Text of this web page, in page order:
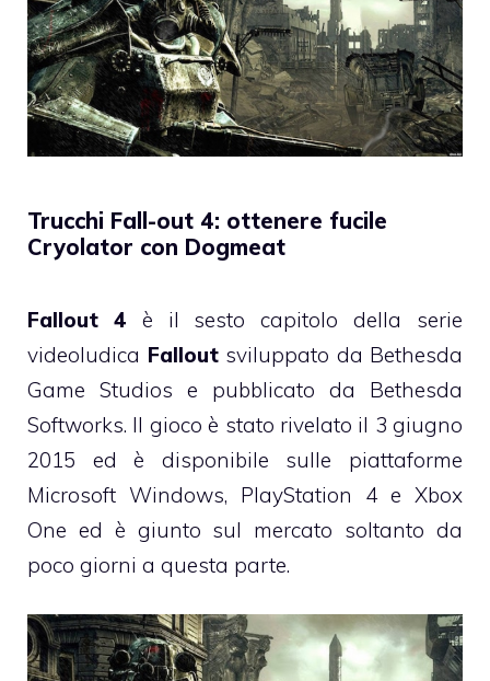
Trucchi Fall-out 4: ottenere fucile
Cryolator con Dogmeat
Fallout 4 è il sesto capitolo della serie
videoludica Falloutsviluppato da Bethesda
Game Studios e pubblicato da Bethesda
Softworks. Il gioco è stato rivelato il 3 giugno
2015 ed è disponibile sulle piattaforme
Microsoft Windows, PlayStation 4 e Xbox
One ed è giunto sul mercato soltanto da
poco giorni a questa parte.